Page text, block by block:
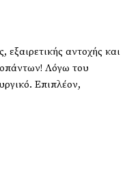
αντοχής και
Λόγω του
Επιπλέον,